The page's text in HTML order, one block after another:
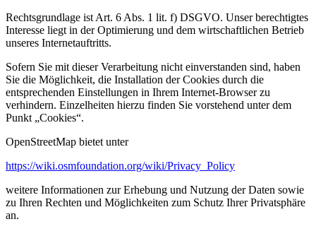
Rechtsgrundlage ist Art. 6 Abs. 1 lit. f) DSGVO. Unser berechtigtes
Interesse liegt in der Optimierung und dem wirtschaftlichen Betrieb
unseres Internetauftritts.
Sofern Sie mit dieser Verarbeitung nicht einverstanden sind, haben
Sie die Möglichkeit, die Installation der Cookies durch die
entsprechenden Einstellungen in Ihrem Internet-Browser zu
verhindern. Einzelheiten hierzu finden Sie vorstehend unter dem
Punkt „Cookies“.
OpenStreetMap bietet unter
https://wiki.osmfoundation.org/wiki/Privacy_Policy
weitere Informationen zur Erhebung und Nutzung der Daten sowie
zu Ihren Rechten und Möglichkeiten zum Schutz Ihrer Privatsphäre
an.